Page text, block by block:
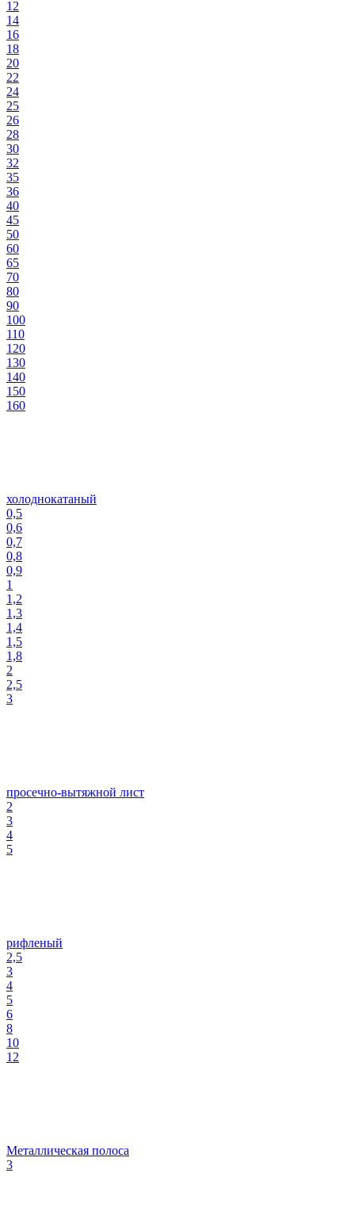
12
14
16
18
20
22
24
25
26
28
30
32
35
36
40
45
50
60
65
70
80
90
100
110
120
130
140
150
160
холоднокатаный
0,5
0,6
0,7
0,8
0,9
1
1,2
1,3
1,4
1,5
1,8
2
2,5
3
просечно-вытяжной лист
2
3
4
5
рифленый
2,5
3
4
5
6
8
10
12
Металлическая полоса
3